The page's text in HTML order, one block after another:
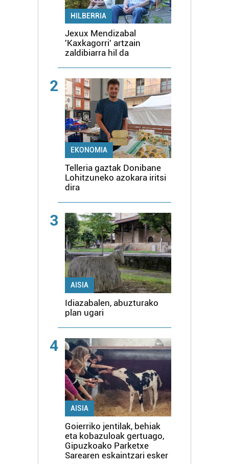
HILBERRIA
Jexux Mendizabal
'Kaxkagorri' artzain
zaldibiarra hil da
2
EKONOMIA
Telleria gaztak Donibane
Lohitzuneko azokara iritsi
dira
3
AISIA
Idiazabalen, abuzturako
plan ugari
4
AISIA
Goierriko jentilak, behiak
eta kobazuloak gertuago,
Gipuzkoako Parketxe
Sarearen eskaintzari esker